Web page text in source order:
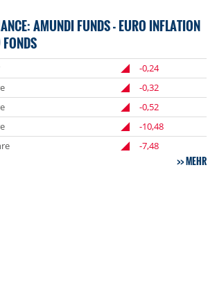
AMUNDI FUNDS - EURO INFLATION
-0,24
-0,32
-0,52
-10,48
-7,48
MEHR